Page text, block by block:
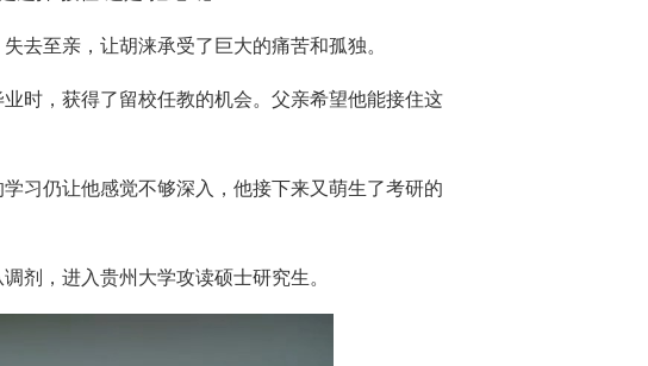
去至亲，让胡涞承受了巨大的痛苦和孤独。
时，获得了留校任教的机会。父亲希望他能接住这
习仍让他感觉不够深入，他接下来又萌生了考研的
剂，进入贵州大学攻读硕士研究生。